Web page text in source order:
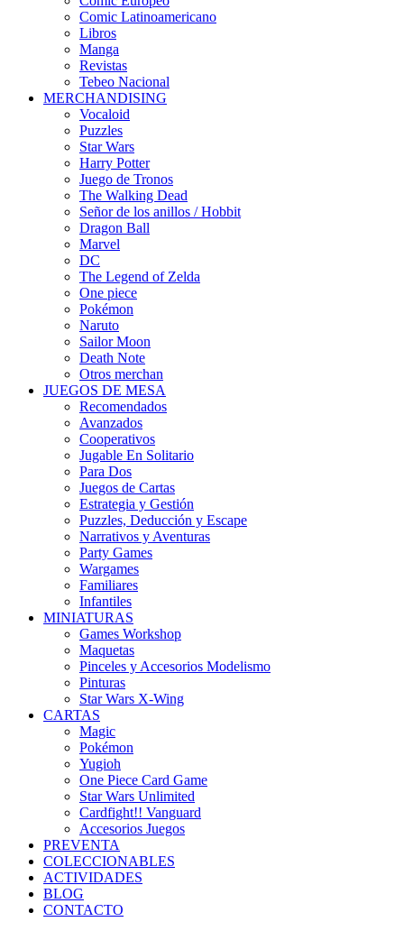
Comic Latinoamericano
Libros
Manga
Revistas
Tebeo Nacional
MERCHANDISING
Vocaloid
Puzzles
Star Wars
Harry Potter
Juego de Tronos
The Walking Dead
Señor de los anillos / Hobbit
Dragon Ball
Marvel
DC
The Legend of Zelda
One piece
Pokémon
Naruto
Sailor Moon
Death Note
Otros merchan
JUEGOS DE MESA
Recomendados
Avanzados
Cooperativos
Jugable En Solitario
Para Dos
Juegos de Cartas
Estrategia y Gestión
Puzzles, Deducción y Escape
Narrativos y Aventuras
Party Games
Wargames
Familiares
Infantiles
MINIATURAS
Games Workshop
Maquetas
Pinceles y Accesorios Modelismo
Pinturas
Star Wars X-Wing
CARTAS
Magic
Pokémon
Yugioh
One Piece Card Game
Star Wars Unlimited
Cardfight!! Vanguard
Accesorios Juegos
PREVENTA
COLECCIONABLES
ACTIVIDADES
BLOG
CONTACTO